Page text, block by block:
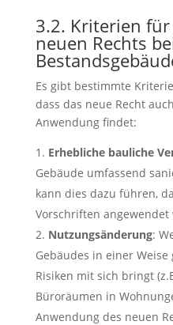
3.2. Kriterien
neuen Rechts
Es gibt bestimmte
dass das neue Recht
Anwendung findet:
Erhebliche bauliche
Gebäude umfassend
kann dies dazu führen,
Vorschriften angewendet
Nutzungsänderung:
Gebäudes in einer
Risiken mit sich bringt
Büroräumen in
Anwendung des neuen